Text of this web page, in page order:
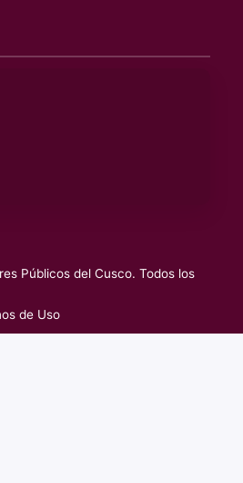
Públicos del Cusco. Todos los
de Uso